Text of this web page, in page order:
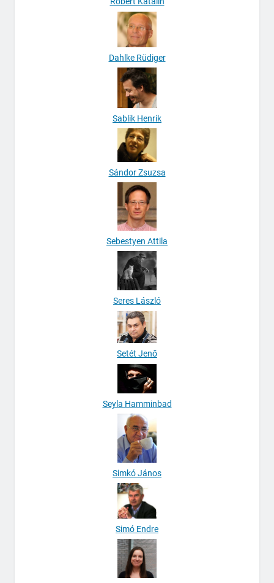
Dahlke Rüdiger
Sablik Henrik
Sándor Zsuzsa
Sebestyen Attila
Seres László
Setét Jenő
Seyla Hamminbad
Simkó János
Simó Endre